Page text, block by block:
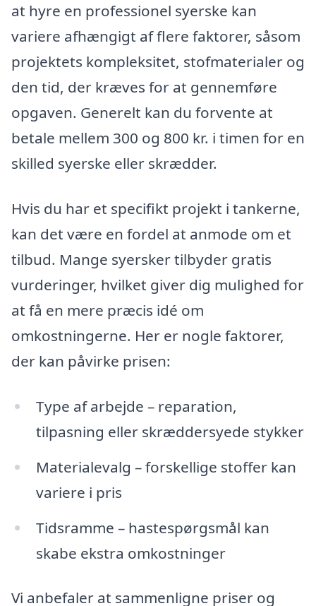
at hyre en professionel syerske kan
variere afhængigt af flere faktorer, såsom
projektets kompleksitet, stofmaterialer og
den tid, der kræves for at gennemføre
opgaven. Generelt kan du forvente at
betale mellem 300 og 800 kr. i timen for en
skilled syerske eller skrædder.
Hvis du har et specifikt projekt i tankerne,
kan det være en fordel at anmode om et
tilbud. Mange syersker tilbyder gratis
vurderinger, hvilket giver dig mulighed for
at få en mere præcis idé om
omkostningerne. Her er nogle faktorer,
der kan påvirke prisen:
Type af arbejde – reparation,
tilpasning eller skræddersyede stykker
Materialevalg – forskellige stoffer kan
variere i pris
Tidsramme – hastespørgsmål kan
skabe ekstra omkostninger
Vi anbefaler at sammenligne priser og